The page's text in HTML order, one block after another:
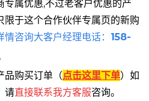
专属优惠,不过老客户优惠的产
限于这个合作伙伴专属页的新购
情咨询大客户经理电话： 158-
品购买订单（点击这里下单） 如
请直接联系我方客服咨询。